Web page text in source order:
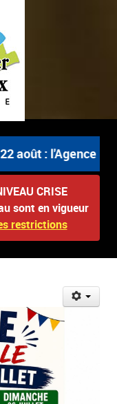
août : l'Agence
CRISE
sont en vigueur
restrictions